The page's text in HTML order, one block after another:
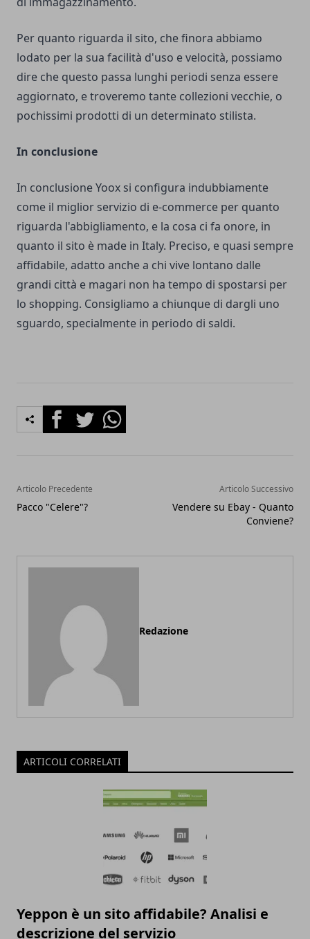
Per quanto riguarda il sito, che finora abbiamo
lodato per la sua facilità d'uso e velocità, possiamo
dire che questo passa lunghi periodi senza essere
aggiornato, e troveremo tante collezioni vecchie, o
pochissimi prodotti di un determinato stilista.
In conclusione
In conclusione Yoox si configura indubbiamente
come il miglior servizio di e-commerce per quanto
riguarda l'abbigliamento, e la cosa ci fa onore, in
quanto il sito è made in Italy. Preciso, e quasi sempre
affidabile, adatto anche a chi vive lontano dalle
grandi città e magari non ha tempo di spostarsi per
lo shopping. Consigliamo a chiunque di dargli uno
sguardo, specialmente in periodo di saldi.
FacebookTwitterWhatsapp
Articolo Precedente
Pacco "Celere"?
Articolo Successivo
Vendere su Ebay - Quanto
Conviene?
Redazione
ARTICOLI CORRELATI
Yeppon è un sito affidabile? Analisi e
descrizione del servizio